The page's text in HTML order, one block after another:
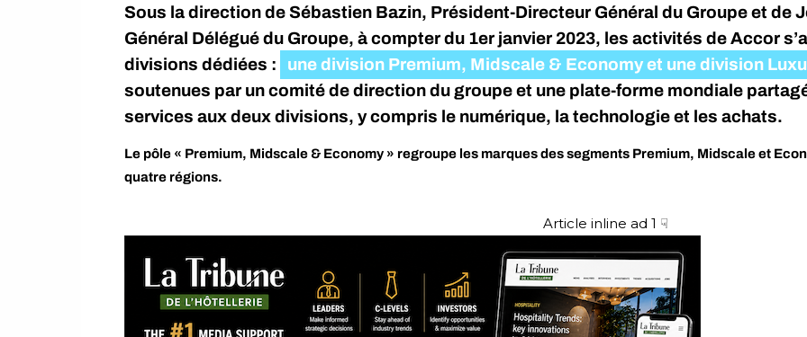
Sous la direction de Sébastien Bazin, Président-Directeur Général du Groupe et de
Général Délégué du Groupe, à compter du 1er janvier 2023, les activités de Accor
divisions dédiées :
une division Premium, Midscale & Economy et une division
soutenues par un comité de direction du groupe et une plate-forme mondiale
services aux deux divisions, y compris le numérique, la technologie et les achats.
Le pôle « Premium, Midscale & Economy » regroupe les marques des segments Premium, Midscale et
quatre régions.
Article inline ad 1 ☟